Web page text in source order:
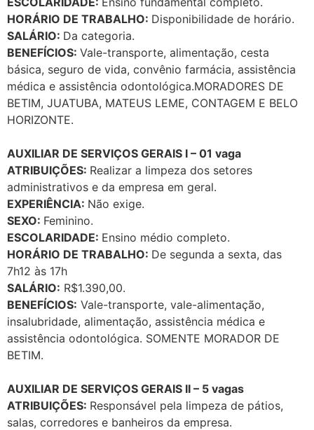
HORÁRIO DE TRABALHO: Disponibilidade de horário.
SALÁRIO: Da categoria.
BENEFÍCIOS: Vale-transporte, alimentação, cesta
básica, seguro de vida, convênio farmácia, assistência
médica e assistência odontológica.MORADORES DE
BETIM, JUATUBA, MATEUS LEME, CONTAGEM E BELO
HORIZONTE.
AUXILIAR DE SERVIÇOS GERAIS I – 01 vaga
ATRIBUIÇÕES: Realizar a limpeza dos setores
administrativos e da empresa em geral.
EXPERIÊNCIA: Não exige.
SEXO: Feminino.
ESCOLARIDADE: Ensino médio completo.
HORÁRIO DE TRABALHO: De segunda a sexta, das
7h12 às 17h
SALÁRIO: R$1.390,00.
BENEFÍCIOS: Vale-transporte, vale-alimentação,
insalubridade, alimentação, assistência médica e
assistência odontológica. SOMENTE MORADOR DE
BETIM.
AUXILIAR DE SERVIÇOS GERAIS II – 5 vagas
ATRIBUIÇÕES: Responsável pela limpeza de pátios,
salas, corredores e banheiros da empresa.